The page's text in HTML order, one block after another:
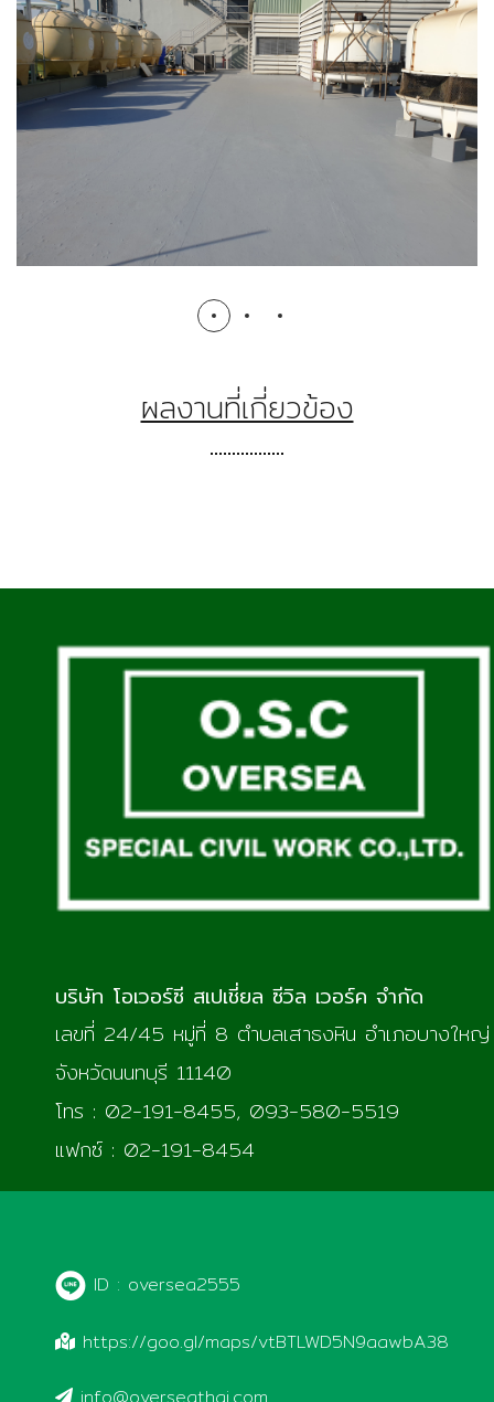
ระบบโพลียูรีเทน
POLYURETHANE WATERPROOFING SYSTEM
ผลงานที่เกี่ยวข้อง
บริษัท โอเวอร์ซี สเปเชี่ยล ซีวิล เวอร์ค จำกัด
เลขที่ 24/45 หมู่ที่ 8 ตำบลเสาธงหิน อำเภอบางใหญ่
จังหวัดนนทบุรี 11140
โทร : 02-191-8455, 093-580-5519
แฟกซ์ : 02-191-8454
ID : oversea2555
https://goo.gl/maps/vtBTLWD5N9aawbA38